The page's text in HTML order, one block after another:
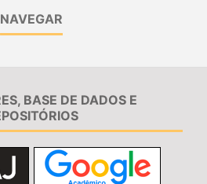
NAVEGAR
BASE DE DADOS E